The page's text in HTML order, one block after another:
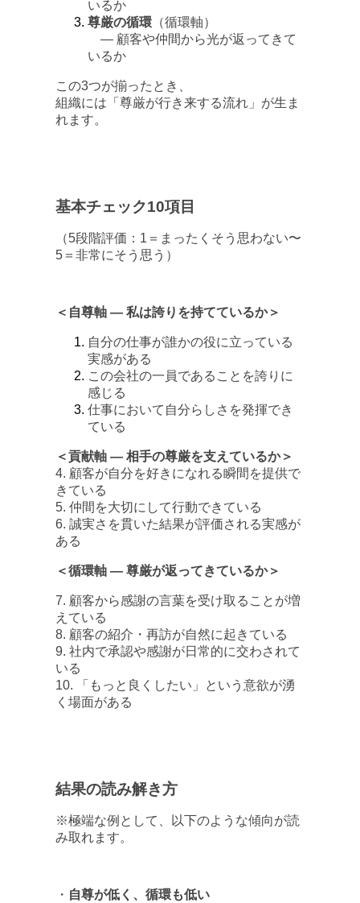
いるか
尊厳の循環 （循環軸）
― 顧客や仲間から光が返ってきて
いるか
この3つが揃ったとき、
組織には「尊厳が行き来する流れ」が生ま
れます。
基本チェック10項目
（5段階評価：1＝まったくそう思わない〜
5＝非常にそう思う）
＜自尊軸 ― 私は誇りを持てているか＞
自分の仕事が誰かの役に立っている
実感がある
この会社の一員であることを誇りに
感じる
仕事において自分らしさを発揮でき
ている
＜貢献軸 ― 相手の尊厳を支えているか＞
4. 顧客が自分を好きになれる瞬間を提供で
きている
5. 仲間を大切にして行動できている
6. 誠実さを貫いた結果が評価される実感が
ある
＜循環軸 ― 尊厳が返ってきているか＞
7. 顧客から感謝の言葉を受け取ることが増
えている
8. 顧客の紹介・再訪が自然に起きている
9. 社内で承認や感謝が日常的に交わされて
いる
10. 「もっと良くしたい」という意欲が湧
く場面がある
結果の読み解き方
※極端な例として、以下のような傾向が読
み取れます。
・ 自尊が低く、循環も低い